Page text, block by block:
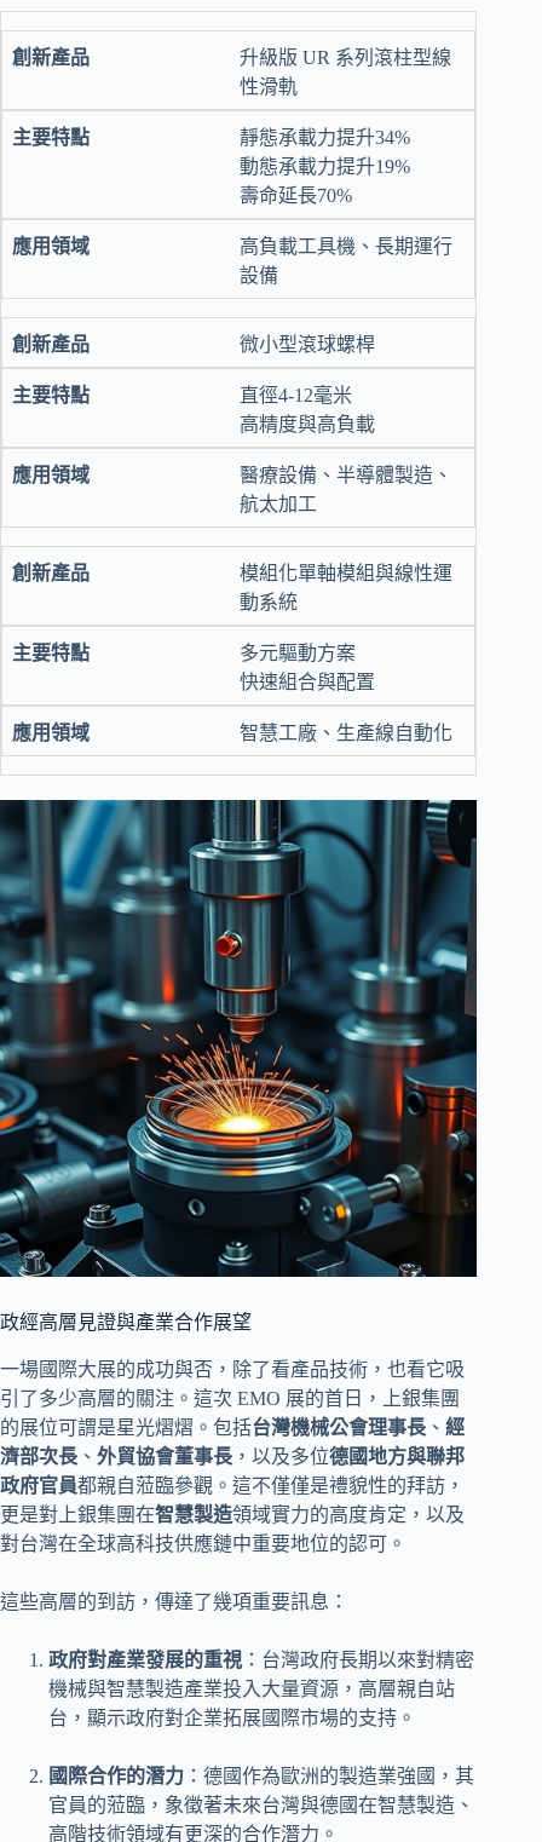
升級版 UR 系列滾柱型線
性滑軌
靜態承載力提升34%
動態承載力提升19%
壽命延長70%
高負載工具機、長期運行
設備
微小型滾球螺桿
直徑4-12毫米
高精度與高負載
醫療設備、半導體製造、
航太加工
模組化單軸模組與線性運
動系統
多元驅動方案
快速組合與配置
智慧工廠、生產線自動化
政經高層見證與產業合作展望
一場國際大展的成功與否，除了看產品技術，也看它吸
引了多少高層的關注。這次 EMO 展的首日，上銀集團
的展位可謂是星光熠熠。包括台灣機械公會理事長 、 經
濟部次長 、 外貿協會董事長 ，以及多位德國地方與聯邦
政府官員都親自蒞臨參觀。這不僅僅是禮貌性的拜訪，
更是對上銀集團在智慧製造領域實力的高度肯定，以及
對台灣在全球高科技供應鏈中重要地位的認可。
這些高層的到訪，傳達了幾項重要訊息：
政府對產業發展的重視 ：台灣政府長期以來對精密
機械與智慧製造產業投入大量資源，高層親自站
台，顯示政府對企業拓展國際市場的支持。
國際合作的潛力 ：德國作為歐洲的製造業強國，其
官員的蒞臨，象徵著未來台灣與德國在智慧製造、
高階技術領域有更深的合作潛力。